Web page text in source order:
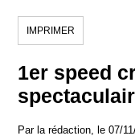
IMPRIMER
1er speed
Par la rédaction, le 07/